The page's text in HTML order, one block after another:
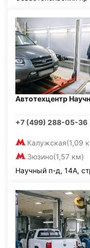
Автотехцентр
+7 (499) 288-05-36
Калужская(1,09
Зюзино(1,57 км)
Научный п-д, 14А,